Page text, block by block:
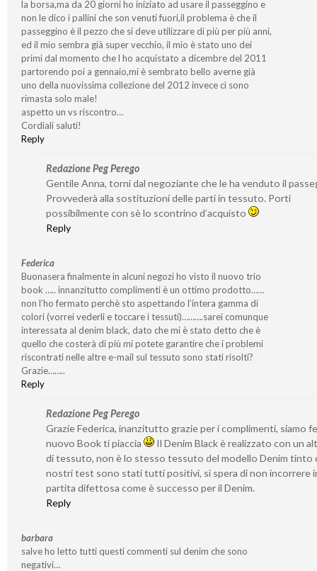
la borsa,ma da 20 giorni ho iniziato ad usare il passeggino e
non le dico i pallini che son venuti fuori,il problema è che il
passeggino è il pezzo che si deve utilizzare di più per più anni,
ed il mio sembra già super vecchio, il mio è stato uno dei
primi dal momento che l ho acquistato a dicembre del 2011
partorendo poi a gennaio,mi è sembrato bello averne già
uno della nuovissima collezione del 2012 invece ci sono
rimasta solo male!
aspetto un vs riscontro…
Cordiali saluti!
Reply
Redazione Peg Perego
Gentile Anna, torni dal negoziante che le ha venduto il
Provvederà alla sostituzioni delle parti in tessuto. Porti
possibilmente con sè lo scontrino d’acquisto
Reply
Federica
Buonasera finalmente in alcuni negozi ho visto il nuovo trio
book ….. innanzitutto complimenti è un ottimo prodotto……
non l’ho fermato perchè sto aspettando l’intera gamma di
colori (vorrei vederli e toccare i tessuti)……….sarei comunque
interessata al denim black, dato che mi è stato detto che è
quello che costerà di più mi potete garantire che i problemi
riscontrati nelle altre e-mail sul tessuto sono stati risolti?
Grazie……..
Reply
Redazione Peg Perego
Grazie Federica, inanzitutto grazie per i complimenti, siamo
nuovo Book ti piaccia
Il Denim Black è realizzato con un
di tessuto, non è lo stesso tessuto del modello Denim tinto
nostri test sono stati tutti positivi, si spera di non incorrere
partita difettosa come è successo per il Denim.
Reply
barbara
salve ho letto tutti questi commenti sul denim che sono
negativi…